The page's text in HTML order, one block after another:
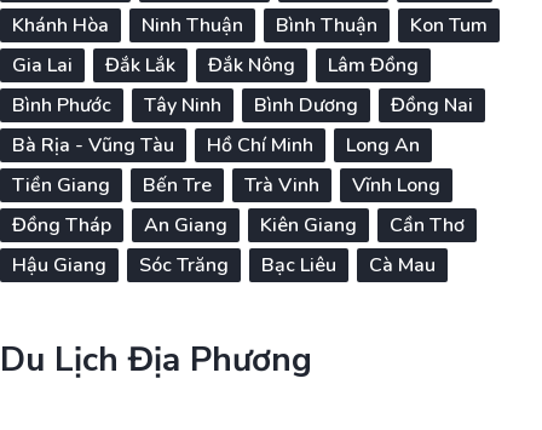
Khánh Hòa
Ninh Thuận Bình Thuận
Kon Tum
Gia Lai
Đắk Lắk Đắk Nông
Lâm Đồng
Bình Phước
Tây Ninh Bình Dương
Đồng Nai
Bà Rịa - Vũng Tàu
Hồ Chí Minh
Long An
Tiền Giang
Bến Tre Trà Vinh
Vĩnh Long
Đồng Tháp
An Giang Kiên Giang
Cần Thơ
Hậu Giang
Sóc Trăng Bạc Liêu Cà Mau
Du Lịch Địa Phương